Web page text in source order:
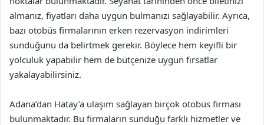
almanız, fiyatları daha uygun bulmanızı sağlayabilir. Ayrıca,
bazı otobüs firmalarının erken rezervasyon indirimleri
sunduğunu da belirtmek gerekir. Böylece hem keyifli bir
yolculuk yapabilir hem de bütçenize uygun fırsatlar
yakalayabilirsiniz.
Adana’dan Hatay’a ulaşım sağlayan birçok otobüs firması
bulunmaktadır. Bu firmaların sunduğu farklı hizmetler ve